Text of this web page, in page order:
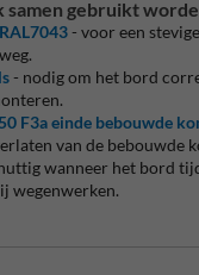
samen gebruikt
- voor een
- nodig om het bord
F3a einde bebouwde
van de bebouwde
wanneer het bord
wegenwerken.